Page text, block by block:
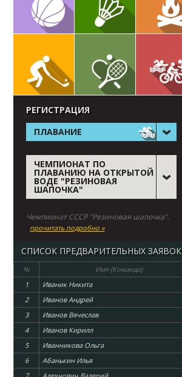
РЕГИСТРАЦИЯ
ПЛАВАНИЕ
ЧЕМПИОНАТ ПО
ПЛАВАНИЮ НА ОТКРЫТОЙ
ВОДЕ "РЕЗИНОВАЯ
ШАПОЧКА"
Чемпионат СССР "Резиновая шапочка".
прочитать подробно »
СПИСОК ПРЕДВАРИТЕЛЬНЫХ ЗАЯВОК
№ Имя (Команда)
1
Иваник Никита
2
Иванов Андрей
3
Иванов Вячеслав
4
Иванов Кирилл
5
Иванникова Ольга
6
Абанькин Илья